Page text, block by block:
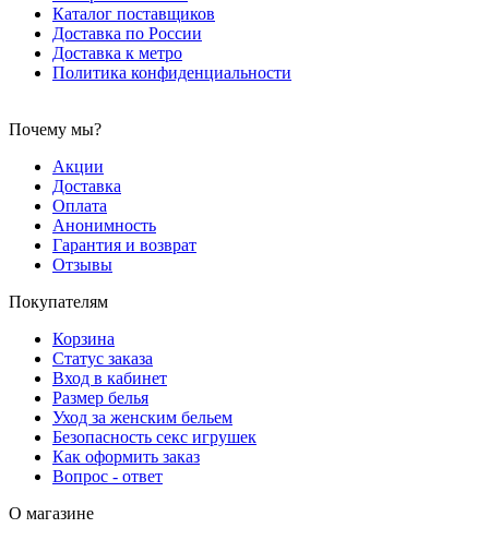
Каталог поставщиков
Доставка по России
Доставка к метро
Политика конфиденциальности
Почему мы?
Акции
Доставка
Оплата
Анонимность
Гарантия и возврат
Отзывы
Покупателям
Корзина
Статус заказа
Вход в кабинет
Размер белья
Уход за женским бельем
Безопасность секс игрушек
Как оформить заказ
Вопрос - ответ
О магазине